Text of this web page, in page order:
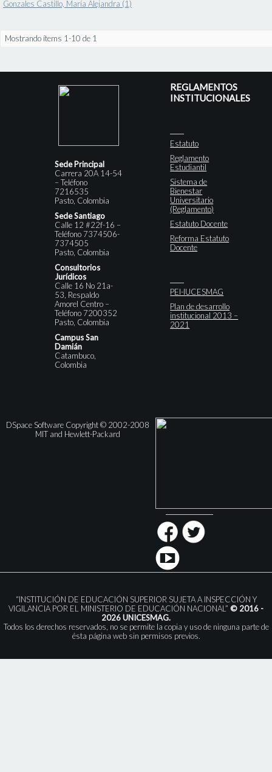
Gonzales Castillo, María Alejandra (1)
Mostrando ítems 1-10 de 1
Sede Principal
Carrera 20A 14-54
– Teléfono
7216535
Pasto, Colombia
Sede Santiago
Calle 12 #22f-16 –
Teléfono 7374506-
7374505
Pasto, Colombia
Consultorios
Jurídicos
Calle 16 No 21a-
53, Respaldo
Amorel Centro –
Teléfono 7200352
Pasto, Colombia
Campus San
Damián
Catambuco,
Colombia
REGLAMENTOS
INSTITUCIONALES
Estatuto
Reglamento
Estudiantil
Sistema de
Bienestar
Universitario
(Reglamento)
Estatuto Docente
Reforma Estatuto
Docente
PEI-IUCESMAG
Plan de desarrollo
institucional 2013 –
2021
DSpace Software Copyright © 2002-2008
MIT and Hewlett-Packard
“INSTITUCIÓN DE EDUCACIÓN SUPERIOR SUJETA A INSPECCIÓN Y
VIGILANCIA POR EL MINISTERIO DE EDUCACIÓN NACIONAL” © 2016 -
2026 UNICESMAG.
Todos los derechos reservados, no se permite la copia y uso de ninguna parte de
ésta página web sin permisos previos.